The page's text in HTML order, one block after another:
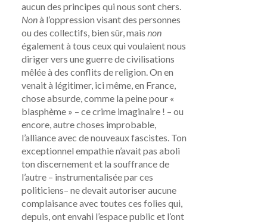
aucun des principes qui nous sont chers.
Nonà l’oppression visant des personnes
ou des collectifs, bien sûr, mais non
également à tous ceux qui voulaient nous
diriger vers une guerre de civilisations
mêlée à des conflits de religion. On en
venait à légitimer, ici même, en France,
chose absurde, comme la peine pour «
blasphème » – ce crime imaginaire ! – ou
encore, autre choses improbable,
l’alliance avec de nouveaux fascistes. Ton
exceptionnel empathie n’avait pas aboli
ton discernement et la souffrance de
l’autre – instrumentalisée par ces
politiciens– ne devait autoriser aucune
complaisance avec toutes ces folies qui,
depuis, ont envahi l’espace public et l’ont